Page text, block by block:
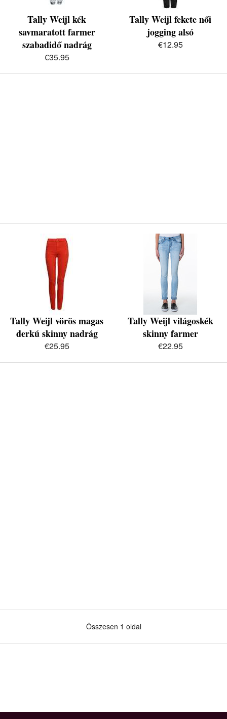
Tally Weijl kék
savmaratott farmer
szabadidő nadrág
€35.95
Tally Weijl fekete női
jogging alsó
€12.95
Tally Weijl vörös magas
derkú skinny nadrág
€25.95
Tally Weijl világoskék
skinny farmer
€22.95
Összesen 1 oldal